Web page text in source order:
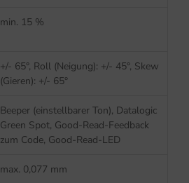
min. 15 %
+/- 65°, Roll (Neigung): +/- 45°, Skew
(Gieren): +/- 65°
Beeper (einstellbarer Ton), Datalogic
Green Spot, Good-Read-Feedback
zum Code, Good-Read-LED
max. 0,077 mm